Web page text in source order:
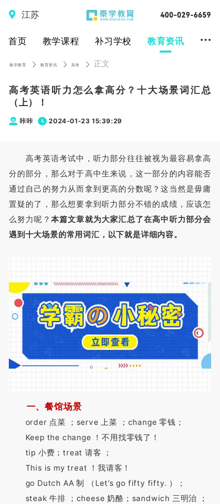
江苏
首页 教学课程 补习学校 教育资讯 ...
秦学教育 教育资讯 高考 正文
高考英语听力怎么拿高分？十大场景词汇总
（上）！
咔咔 2024-01-23 15:39:29
高考英语考试中，听力部分往往被视为最容易拿高
分的部分，那么对于高中生来说，这一部分的内容能否
通过自己的努力从而拿到更高的分数呢？这当然是毋庸
置疑的了，那么想要拿到听力部分不错的成绩，应该怎
么努力呢？ 本篇文章就为大家汇总了在高中听力部分会
遇到十大场景的常用词汇，以下就是详细内容。
一、餐馆场景
order 点菜 ；serve 上菜 ；change 零钱；
Keep the change ！不用找零钱了！
tip 小费；treat 请客 ；
This is my treat ！我请客！
go Dutch AA 制 （Let’s go fifty fifty. ）；
steak 牛排 ；cheese 奶酪；sandwich 三明治 ；